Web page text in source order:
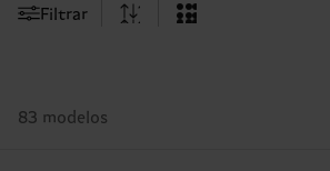
Filtrar
83 modelos